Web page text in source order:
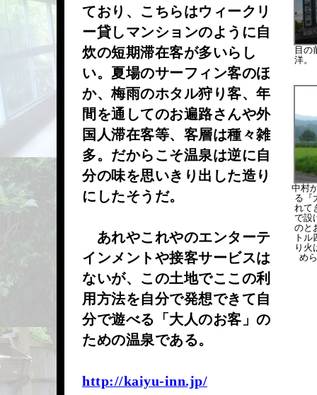
ており、こちらはウィークリ
ー貸しマンションのように自
炊の短期滞在客が多いらし
い。夏場のサーフィン客のほ
か、梅雨のホタル狩り客、年
間を通してのお遍路さんや外
国人滞在客等、客層は種々雑
多。だからこそ温泉は逆に自
分の味を思いきり出した造り
にしたそうだ。
あれやこれやのエンターテ
インメントや接客サービスは
ないが、この土地でここの利
用方法を自分で発想できて自
分で遊べる「大人のお客」の
ための温泉である。
http://kaiyu-inn.jp/
目の
洋。
中村
る『
れて
で設
のと
ト
り火
め